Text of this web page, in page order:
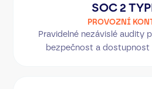
SOC 2
PROVOZNÍ
Pravidelné nezávislé audity
bezpečnost a dostupnost